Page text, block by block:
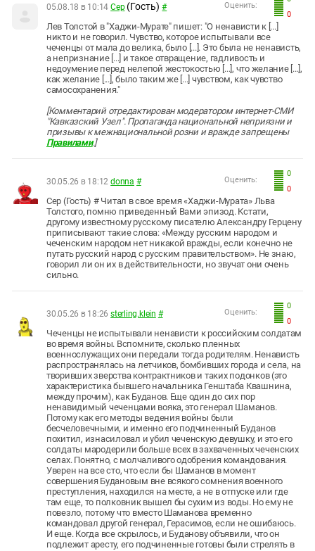
0
Оценить:
05.08.18 в 10:14 Сер (Гость) #
Лев Толстой в "Хаджи-Мурате" пишет: "О ненависти к [...]
никто и не говорил. Чувство, которое испытывали все
чеченцы от мала до велика, было [...]. Это была не ненависть,
а непризнание [...] и такое отвращение, гадливость и
недоумение перед нелепой жестокостью [...], что желание [...],
как желание [...], было таким же [...] чувством, как чувство
самосохранения."
[Комментарий отредактирован модератором интернет-СМИ
"Кавказский Узел". Пропаганда национальной неприязни и
призывы к межнациональной розни и вражде запрещены
Правилами.]
0
0
Оценить:
30.05.26 в 18:12 donna #
Сер (Гость) # Читал в свое время «Хаджи-Мурата» Льва
Толстого, помню приведенный Вами эпизод. Кстати,
другому известному русскому писателю Александру Герцену
приписывают такие слова: «Между русским народом и
чеченским народом нет никакой вражды, если конечно не
путать русский народ с русским правительством». Не знаю,
говорил ли он их в действительности, но звучат они очень
сильно.
0
0
Оценить:
30.05.26 в 18:26 sterling.klein #
Чеченцы не испытывали ненависти к российским солдатам
во время войны. Вспомните, сколько пленных
военнослужащих они передали тогда родителям. Ненависть
распространялась на летчиков, бомбивших города и села, на
творивших зверства контрактников и таких подонков (это
характеристика бывшего начальника Генштаба Квашнина,
между прочим), как Буданов. Еще один до сих пор
ненавидимый чеченцами вояка, это генерал Шаманов.
Потому как его методы ведения войны были
бесчеловечными, и именно его подчиненный Буданов
похитил, изнасиловал и убил чеченскую девушку, и это его
солдаты мародерили больше всех в захваченных чеченских
селах. Понятно, с молчаливого одобрения командования.
Уверен на все сто, что если бы Шаманов в момент
совершения Будановым вне всякого сомнения военного
преступления, находился на месте, а не в отпуске или где
там еще, то полковник вышел бы сухим из воды. Но ему не
повезло, потому что вместо Шаманова временно
командовал другой генерал, Герасимов, если не ошибаюсь.
И еще. Когда все скрылось, и Буданову объявили, что он
подлежит аресту, его подчиненные готовы были стрелять в